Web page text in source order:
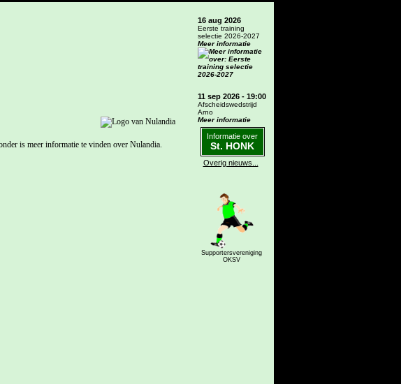
is meer informatie te vinden over Nulandia.
16 aug 2026
Eerste training
selectie 2026-2027
Meer informatie
11 sep 2026 - 19:00
Afscheidswedstrijd
Arno
Meer informatie
Informatie over
St. HONK
Overig nieuws...
Supportersvereniging
OKSV